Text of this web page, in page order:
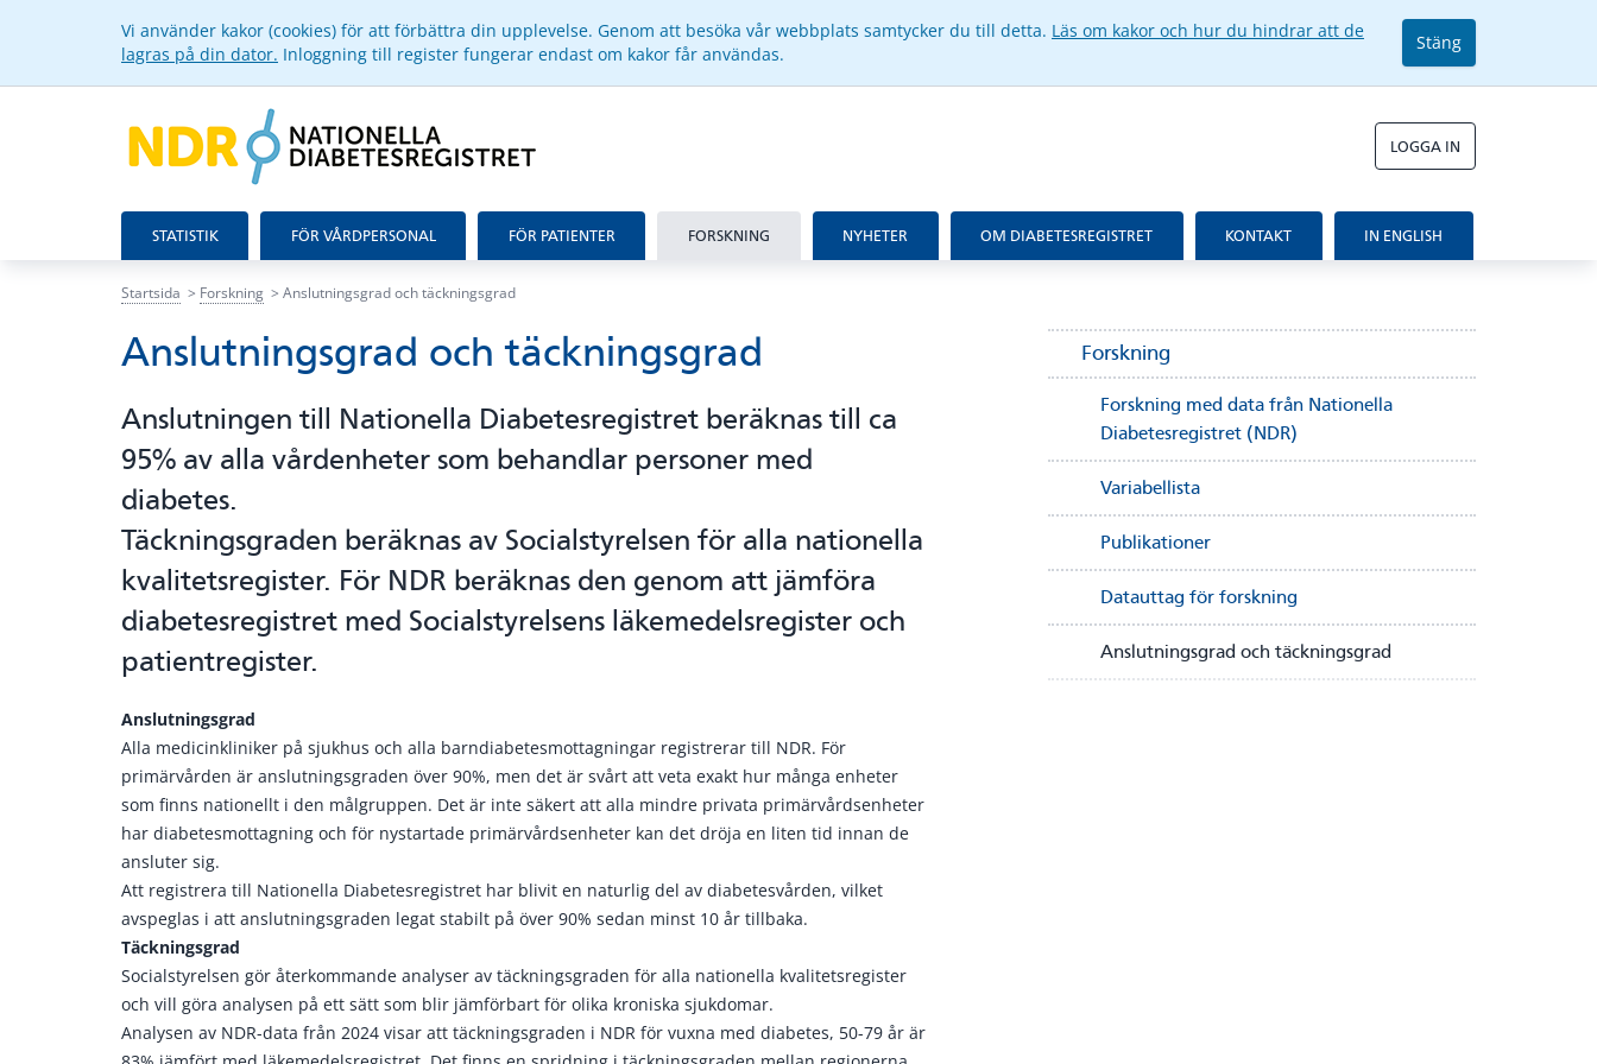
Vi använder kakor (cookies) för att förbättra din upplevelse. Genom att besöka vår webbplats samtycker du till detta. Läs om kakor och hur du hindrar att de
lagras på din dator. Inloggning till register fungerar endast om kakor får användas.
Stäng
LOGGA IN
STATISTIK FÖR VÅRDPERSONAL FÖR PATIENTER FORSKNING NYHETER OM DIABETESREGISTRET KONTAKT IN ENGLISH
Startsida Forskning Anslutningsgrad och täckningsgrad
Anslutningsgrad och täckningsgrad
Anslutningen till Nationella Diabetesregistret beräknas till ca
95% av alla vårdenheter som behandlar personer med
diabetes.
Täckningsgraden beräknas av Socialstyrelsen för alla nationella
kvalitetsregister. För NDR beräknas den genom att jämföra
diabetesregistret med Socialstyrelsens läkemedelsregister och
patientregister.
Anslutningsgrad
Alla medicinkliniker på sjukhus och alla barndiabetesmottagningar registrerar till NDR. För
primärvården är anslutningsgraden över 90%, men det är svårt att veta exakt hur många enheter
som finns nationellt i den målgruppen. Det är inte säkert att alla mindre privata primärvårdsenheter
har diabetesmottagning och för nystartade primärvårdsenheter kan det dröja en liten tid innan de
ansluter sig.
Att registrera till Nationella Diabetesregistret har blivit en naturlig del av diabetesvården, vilket
avspeglas i att anslutningsgraden legat stabilt på över 90% sedan minst 10 år tillbaka.
Täckningsgrad
Socialstyrelsen gör återkommande analyser av täckningsgraden för alla nationella kvalitetsregister
och vill göra analysen på ett sätt som blir jämförbart för olika kroniska sjukdomar.
Analysen av NDR-data från 2024 visar att täckningsgraden i NDR för vuxna med diabetes, 50-79 år är
Forskning
Forskning med data från Nationella
Diabetesregistret (NDR)
Variabellista
Publikationer
Datauttag för forskning
Anslutningsgrad och täckningsgrad